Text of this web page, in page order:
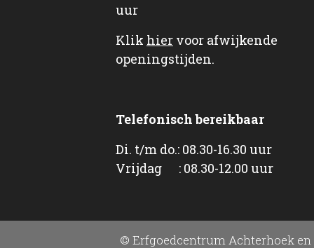
uur
Klik hier voor afwijkende
openingstijden.
Telefonisch bereikbaar
Di. t/m do.: 08.30-16.30 uur
Vrijdag : 08.30-12.00 uur
© Erfgoedcentrum Achterhoek en